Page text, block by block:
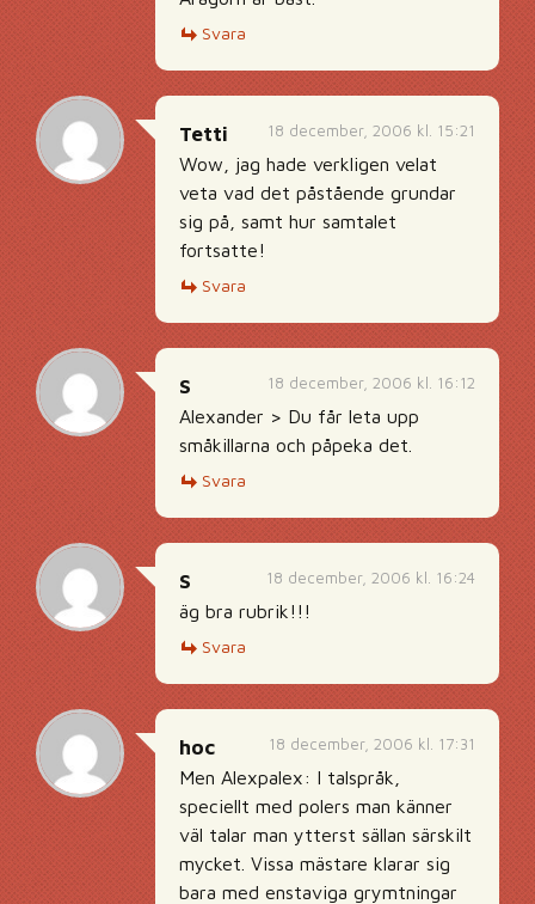
Svara
18 december, 2006 kl. 15:21
Tetti
Wow, jag hade verkligen velat
veta vad det påstående grundar
sig på, samt hur samtalet
fortsatte!
Svara
18 december, 2006 kl. 16:12
S
Alexander > Du får leta upp
småkillarna och påpeka det.
Svara
18 december, 2006 kl. 16:24
S
äg bra rubrik!!!
Svara
18 december, 2006 kl. 17:31
hoc
Men Alexpalex: I talspråk,
speciellt med polers man känner
väl talar man ytterst sällan särskilt
mycket. Vissa mästare klarar sig
bara med enstaviga grymtningar